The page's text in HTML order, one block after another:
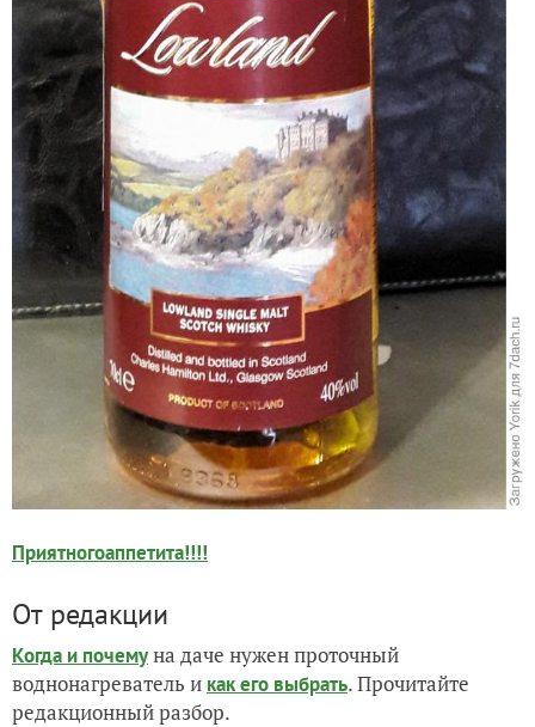
Приятногоаппетита!!!!
От редакции
Когда и почемуна даче нужен проточный
воднонагреватель и как его выбрать. Прочитайте
редакционный разбор.